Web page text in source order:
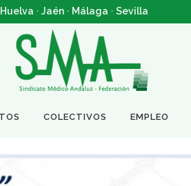
Huelva · Jaén · Málaga · Sevilla
COLECTIVOS EMPLEO